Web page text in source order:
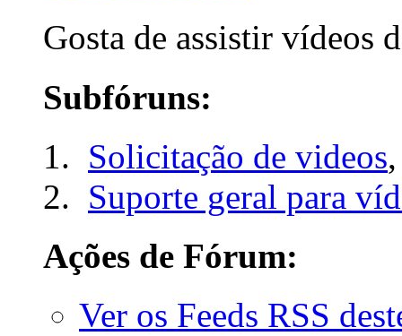
Gosta de assistir vídeos
Subfóruns:
Solicitação de videos,
Suporte geral para
Ações de Fórum:
Ver os Feeds RSS